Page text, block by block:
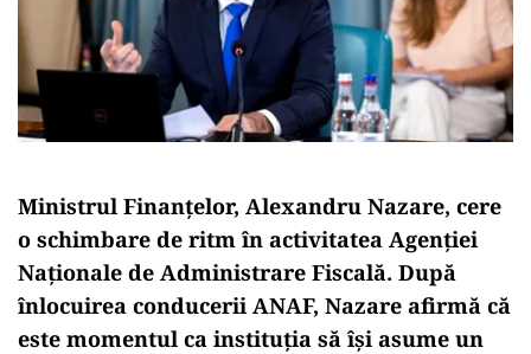
Ministrul Finanțelor, Alexandru Nazare, cere
o schimbare de ritm în activitatea Agenției
Naționale de Administrare Fiscală. După
înlocuirea conducerii ANAF, Nazare afirmă că
este momentul ca instituția să își asume un